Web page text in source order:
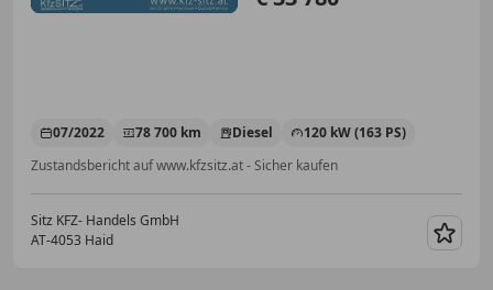
07/2022 78 700 km Diesel
120 kW (163 PS)
Zustandsbericht auf www.kfzsitz.at - Sicher kaufen
Sitz KFZ- Handels GmbH
AT-4053 Haid